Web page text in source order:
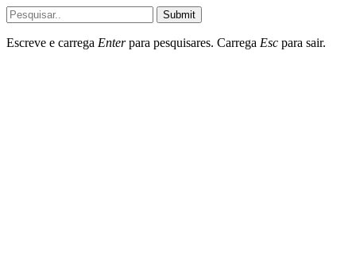
Submit
Escreve e carrega Enterpara pesquisares. Carrega Esc para sair.